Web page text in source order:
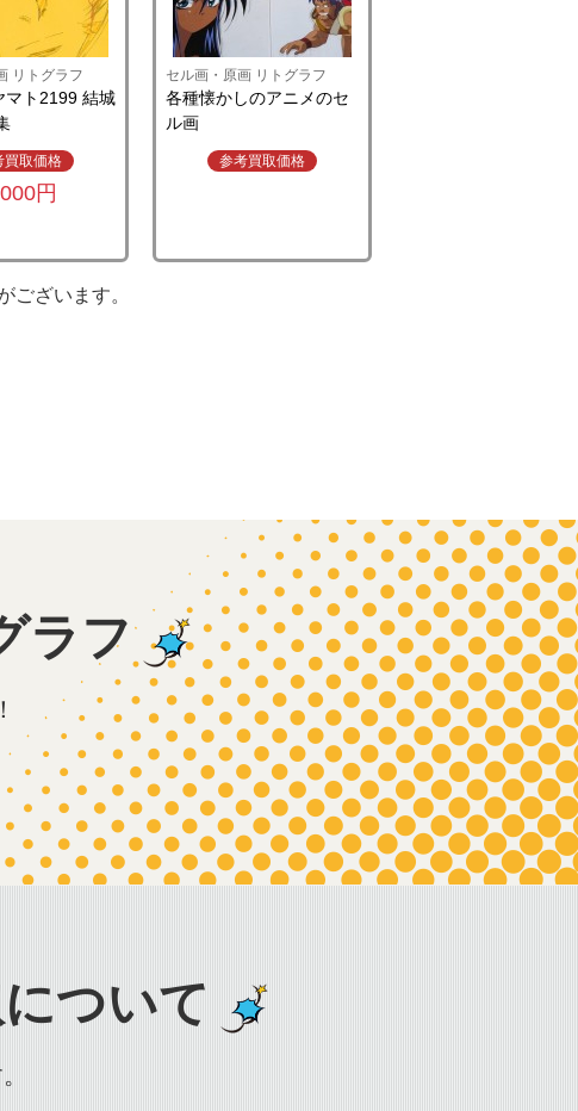
リトグラフ
マト2199 結城
買取価格
円
セル画・原画 リトグラフ
各種懐かしのアニメのセ
ル画
参考買取価格
ございます。
ラフ
について